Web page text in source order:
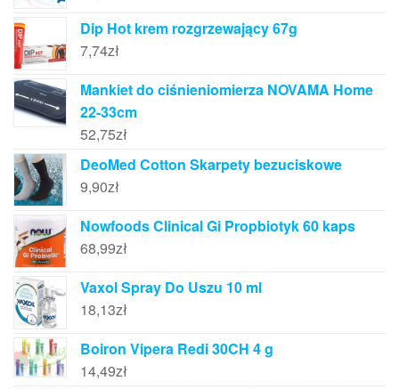
Dip Hot krem rozgrzewający 67g
7,74zł
Mankiet do ciśnieniomierza NOVAMA Home
22-33cm
52,75zł
DeoMed Cotton Skarpety bezuciskowe
9,90zł
Nowfoods Clinical Gi Propbiotyk 60 kaps
68,99zł
Vaxol Spray Do Uszu 10 ml
18,13zł
Boiron Vipera Redi 30CH 4 g
14,49zł